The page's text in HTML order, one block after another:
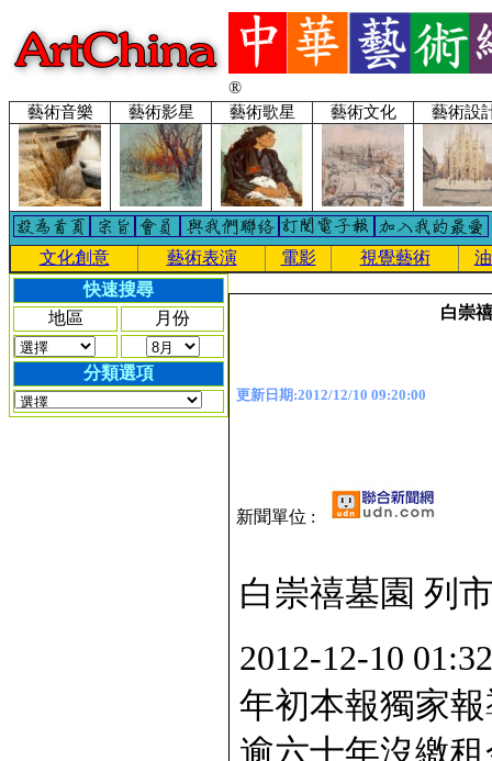
®
藝術音樂 藝術影星 藝術歌星 藝術文化 藝術設
文化創意 藝術表演 電影 視覺藝術
快速搜尋
地區
月份
分類選項
白崇
更新日期:2012/12/10 09:20:00
新聞單位 :
白崇禧墓園 列
2012-12-10
年初本報獨家
逾六十年沒繳